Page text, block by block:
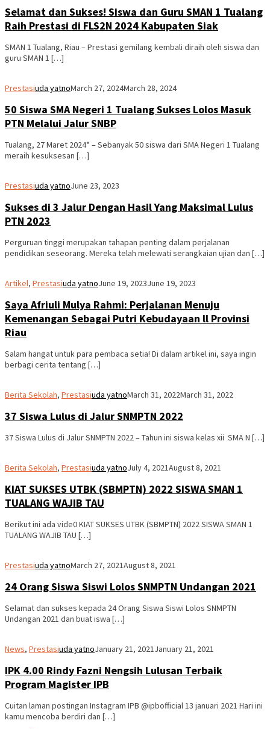
Selamat dan Sukses! Siswa dan Guru SMAN 1 Tualang
Raih Prestasi di FLS2N 2024 Kabupaten Siak
SMAN 1 Tualang, Riau – Prestasi gemilang kembali diraih oleh siswa dan
guru SMAN 1 […]
Prestasiuda yatnoMarch 27, 2024March 28, 2024
50 Siswa SMA Negeri 1 Tualang Sukses Lolos Masuk
PTN Melalui Jalur SNBP
Tualang, 27 Maret 2024* – Sebanyak 50 siswa dari SMA Negeri 1 Tualang
meraih kesuksesan […]
Prestasiuda yatnoJune 23, 2023
Sukses di 3 Jalur Dengan Hasil Yang Maksimal Lulus
PTN 2023
Perguruan tinggi merupakan tahapan penting dalam perjalanan
pendidikan seseorang. Mereka telah melewati serangkaian ujian dan […]
Artikel, Prestasiuda yatnoJune 19, 2023June 19, 2023
Saya Afriuli Mulya Rahmi: Perjalanan Menuju
Kemenangan Sebagai Putri Kebudayaan ll Provinsi
Riau
Salam hangat untuk para pembaca setia! Di dalam artikel ini, saya ingin
berbagi cerita tentang […]
Berita Sekolah, Prestasiuda yatnoMarch 31, 2022March 31, 2022
37 Siswa Lulus di Jalur SNMPTN 2022
37 Siswa Lulus di Jalur SNMPTN 2022 – Tahun ini siswa kelas xii SMA N […]
Berita Sekolah, Prestasiuda yatnoJuly 4, 2021August 8, 2021
KIAT SUKSES UTBK (SBMPTN) 2022 SISWA SMAN 1
TUALANG WAJIB TAU
Berikut ini ada vide0 KIAT SUKSES UTBK (SBMPTN) 2022 SISWA SMAN 1
TUALANG WAJIB TAU […]
Prestasiuda yatnoMarch 27, 2021August 8, 2021
24 Orang Siswa Siswi Lolos SNMPTN Undangan 2021
Selamat dan sukses kepada 24 Orang Siswa Siswi Lolos SNMPTN
Undangan 2021 dan buat iswa […]
News, Prestasiuda yatnoJanuary 21, 2021January 21, 2021
IPK 4.00 Rindy Fazni Nengsih Lulusan Terbaik
Program Magister IPB
Cuitan laman postingan Instagram IPB @ipbofficial 13 januari 2021 Hari ini
kamu mencoba berdiri dan […]